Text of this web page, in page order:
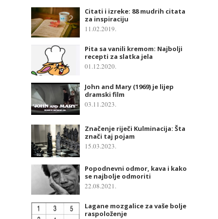
Citati i izreke: 88 mudrih citata
za inspiraciju
11.02.2019.
Pita sa vanili kremom: Najbolji
recepti za slatka jela
01.12.2020.
John and Mary (1969) je lijep
dramski film
03.11.2023.
Značenje riječi Kulminacija: Šta
znači taj pojam
15.03.2023.
Popodnevni odmor, kava i kako
se najbolje odmoriti
22.08.2021.
Lagane mozgalice za vaše bolje
raspoloženje